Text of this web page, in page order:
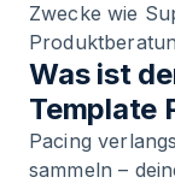
Zwecke wie
Was ist
Template
Pacing
sammeln –